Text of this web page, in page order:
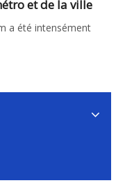
et de la ville
a été intensément